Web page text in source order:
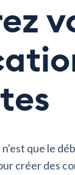
que le
créer des